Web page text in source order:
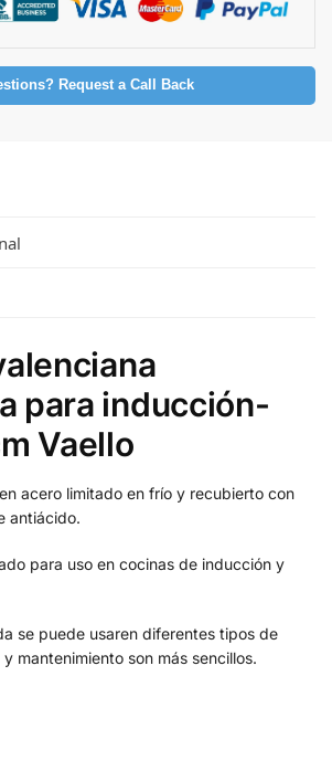
Request a Call Back
para inducción-
Vaello
acero limitado en frío y recubierto con
antiácido.
para uso en cocinas de inducción y
se puede usaren diferentes tipos de
mantenimiento son más sencillos.